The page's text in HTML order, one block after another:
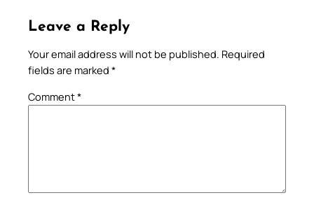
Leave a Reply
Your email address will not be published. Required
fields are marked *
Comment*